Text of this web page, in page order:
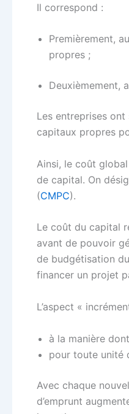
Il correspond :
Premièrement,
propres ;
Deuxièmement,
Les entreprises
capitaux propres
Ainsi, le coût
de capital. On
(CMPC).
Le coût du capital
avant de pouvoir
de budgétisation
financer un projet
L’aspect «
à la manière
pour toute unité
Avec chaque
d’emprunt